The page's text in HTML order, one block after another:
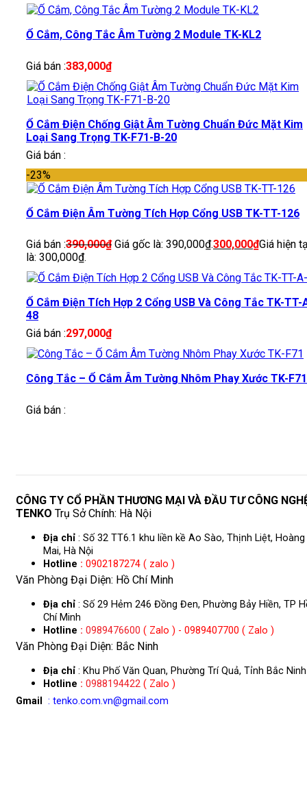
Ổ Cắm, Công Tắc Âm Tường 2 Module TK-KL2
Giá bán :383,000₫
Ổ Cắm Điện Chống Giật Âm Tường Chuẩn Đức Mặt Kim
Loại Sang Trọng TK-F71-B-20
Giá bán :
-23%
Ổ Cắm Điện Âm Tường Tích Hợp Cổng USB TK-TT-126
Giá bán :390,000₫ Giá gốc là: 390,000₫.300,000₫Giá hiện
là: 300,000₫.
Ổ Cắm Điện Tích Hợp 2 Cổng USB Và Công Tắc TK-TT-
48
Giá bán :297,000₫
Công Tắc – Ổ Cắm Âm Tường Nhôm Phay Xước TK-F71
Giá bán :
CÔNG TY CỔ PHẦN THƯƠNG MẠI VÀ ĐẦU TƯ CÔNG
TENKO Trụ Sở Chính: Hà Nội
Địa chỉ : Số 32 TT6.1 khu liền kề Ao Sào, Thịnh Liệt, Hoàng
Mai, Hà Nội
Hotline : 0902187274 ( zalo )
Văn Phòng Đại Diện: Hồ Chí Minh
Địa chỉ : Số 29 Hẻm 246 Đồng Đen, Phường Bảy Hiền, TP
Chí Minh
Hotline : 0989476600 ( Zalo ) - 0989407700 ( Zalo )
Văn Phòng Đại Diện: Bắc Ninh
Địa chỉ : Khu Phố Văn Quan, Phường Trí Quả, Tỉnh Bắc Ninh
Hotline : 0988194422 ( Zalo )
Gmail
: tenko.com.vn@gmail.com